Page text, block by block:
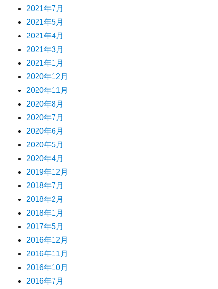
2021年7月
2021年5月
2021年4月
2021年3月
2021年1月
2020年12月
2020年11月
2020年8月
2020年7月
2020年6月
2020年5月
2020年4月
2019年12月
2018年7月
2018年2月
2018年1月
2017年5月
2016年12月
2016年11月
2016年10月
2016年7月